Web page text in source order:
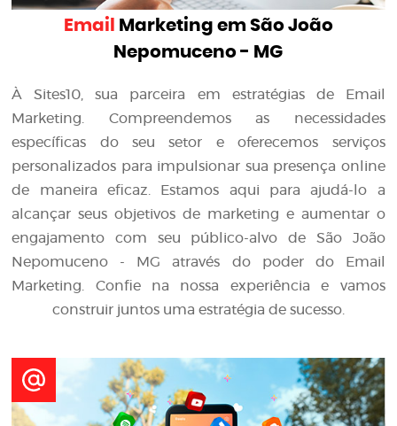
Email
Marketing em São João
Nepomuceno - MG
À Sites10, sua parceira em estratégias de Email
Marketing. Compreendemos as necessidades
específicas do seu setor e oferecemos serviços
personalizados para impulsionar sua presença online
de maneira eficaz. Estamos aqui para ajudá-lo a
alcançar seus objetivos de marketing e aumentar o
engajamento com seu público-alvo de São João
Nepomuceno - MG através do poder do Email
Marketing. Confie na nossa experiência e vamos
construir juntos uma estratégia de sucesso.